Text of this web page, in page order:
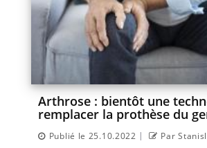
Arthrose : bientôt une
remplacer la prothèse du
Publié le 25.10.2022 | Par